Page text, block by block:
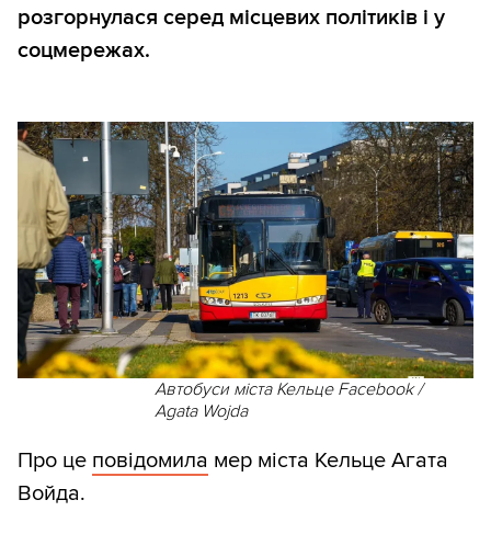
розгорнулася серед місцевих політиків і у
соцмережах.
Автобуси міста Кельце Facebook /
Agata Wojda
Про це повідомила мер міста Кельце Агата
Войда.